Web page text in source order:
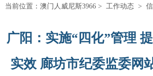
当前位置： 澳门人威尼斯3966 > 工作动态 >
广阳：实施“四化”管理
实效 廊坊市纪委监委网